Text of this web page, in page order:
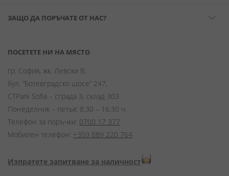
ЗАЩО ДА ПОРЪЧАТЕ ОТ НАС?
ПОСЕТЕТЕ НИ НА МЯСТО
гр. София, жк. Левски В,
бул. “Ботевградско шосе” 247,
CTPark Sofia – сграда 3, склад 303
Понеделник – петък: 8:30 – 16:30 ч.
Телефон за поръчки: 0700 17 377
Мобилен телефон: +359 889 220 764
Изпратете запитване за наличност